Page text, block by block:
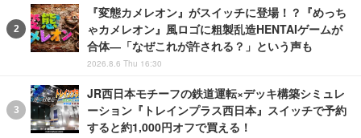
『変態カメレオン』がスイッチに登場！？『めっち
ゃカメレオン』風ロゴに粗製乱造HENTAIゲームが
合体―「なぜこれが許される？」という声も
2026.8.6 Thu 16:30
JR西日本モチーフの鉄道運転×デッキ構築シミュレ
ーション『トレインプラス西日本』スイッチで予約
すると約1,000円オフで買える！